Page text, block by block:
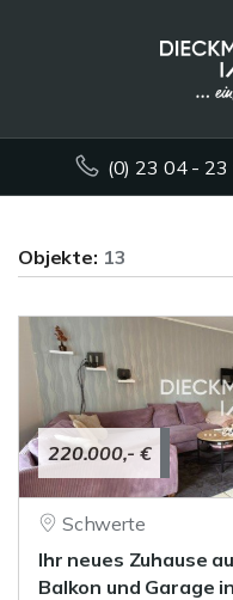
(0) 23 04 -
Objekte: 13
220.000,- €
Schwerte
Ihr neues Zuhause
Balkon und Garage